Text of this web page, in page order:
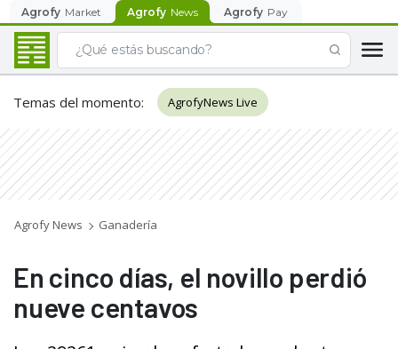
Agrofy Market Agrofy News Agrofy Pay
Temas del momento: AgrofyNews Live
Agrofy News Ganadería
En cinco días, el novillo perdió
nueve centavos